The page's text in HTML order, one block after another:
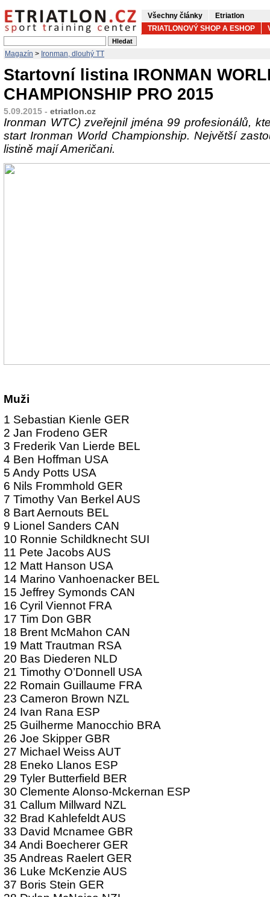
Všechny články
Etriatlon
TRIATLONOVÝ SHOP A ESHOP
Magazín > Ironman, dlouhý TT
Startovní listina IRONMAN
CHAMPIONSHIP PRO 2015
5.09.2015 - etriatlon.cz
Ironman WTC) zveřejnil jména 99 profesionálů,
start Ironman World Championship. Největší
listině mají Američani.
Muži
1 Sebastian Kienle GER
2 Jan Frodeno GER
3 Frederik Van Lierde BEL
4 Ben Hoffman USA
5 Andy Potts USA
6 Nils Frommhold GER
7 Timothy Van Berkel AUS
8 Bart Aernouts BEL
9 Lionel Sanders CAN
10 Ronnie Schildknecht SUI
11 Pete Jacobs AUS
12 Matt Hanson USA
14 Marino Vanhoenacker BEL
15 Jeffrey Symonds CAN
16 Cyril Viennot FRA
17 Tim Don GBR
18 Brent McMahon CAN
19 Matt Trautman RSA
20 Bas Diederen NLD
21 Timothy O’Donnell USA
22 Romain Guillaume FRA
23 Cameron Brown NZL
24 Ivan Rana ESP
25 Guilherme Manocchio BRA
26 Joe Skipper GBR
27 Michael Weiss AUT
28 Eneko Llanos ESP
29 Tyler Butterfield BER
30 Clemente Alonso-Mckernan ESP
31 Callum Millward NZL
32 Brad Kahlefeldt AUS
33 David Mcnamee GBR
34 Andi Boecherer GER
35 Andreas Raelert GER
36 Luke McKenzie AUS
37 Boris Stein GER